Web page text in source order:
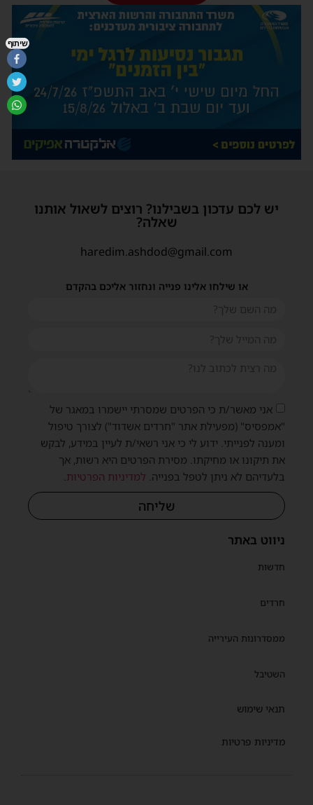
ניווט באתר
חדשות
חרדים
ממסדרונות העירייה
השטיבל
תנאי שימוש
מדיניות פרטיות
יש לכם עדכון בשבילנו? רוצים לשאול אותנו
שאלה?
haredim.ashdod@gmail.com
או שילחו אלינו פנייה ונחזור אליכם בהקדם
אני מאשר/ת כי הפרטים שמסרתי יישמרו במאגר של
"אמפסיס" (מפעילת אתר "חרדים אשדוד") לצורך טיפול
ומענה לפנייתי. ידוע לי כי אני רשאי/ת לעיין במידע, לבקש
את תיקונו או מחיקתו. מסירת הפרטים היא רשות, אך
בלעדיהם לא ניתן לטפל בפנייה. למדיניות הפרטיות.
שליחה
שיתוף